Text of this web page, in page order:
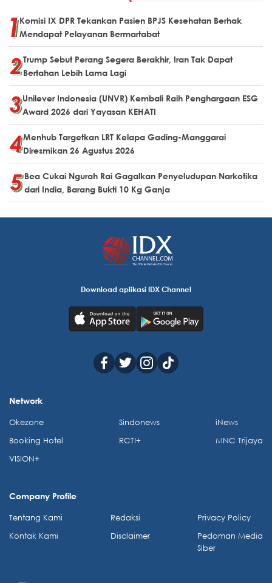
Komisi IX DPR Tekankan Pasien BPJS Kesehatan Berhak
Mendapat Pelayanan Bermartabat
Trump Sebut Perang Segera Berakhir, Iran Tak Dapat
Bertahan Lebih Lama Lagi
Unilever Indonesia (UNVR) Kembali Raih Penghargaan ESG
Award 2026 dari Yayasan KEHATI
Menhub Targetkan LRT Kelapa Gading-Manggarai
Diresmikan 26 Agustus 2026
Bea Cukai Ngurah Rai Gagalkan Penyeludupan Narkotika
dari India, Barang Bukti 10 Kg Ganja
Download aplikasi IDX Channel
Network
Okezone
Booking Hotel
VISION+
Sindonews
RCTI+
iNews
MNC Trijaya
Company Profile
Tentang Kami
Kontak Kami
Redaksi
Disclaimer
Privacy Policy
Pedoman Media
Siber